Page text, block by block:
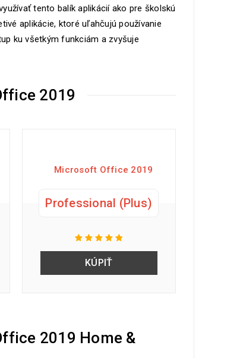
tento balík aplikácií ako pre školskú
aplikácie, ktoré uľahčujú používanie
ku všetkým funkciám a zvyšuje
2019
Microsoft Office 2019
Professional (Plus)
KÚPIŤ
2019 Home &